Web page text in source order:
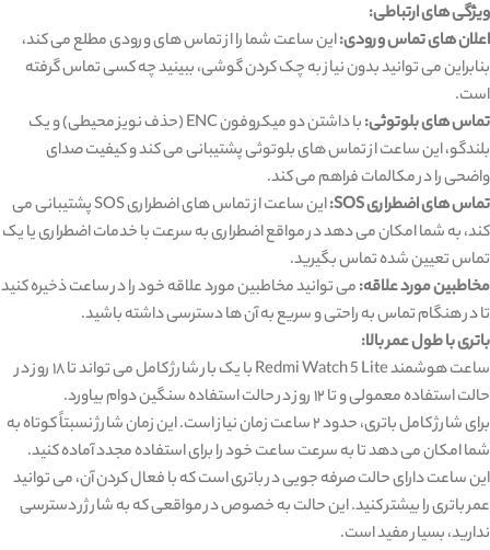
ویژگی ‌های ارتباطی:
اعلان ‌های تماس ورودی:این ساعت شما را از تماس ‌های ورودی مطلع می‌ کند،
بنابراین می‌ توانید بدون نیاز به چک کردن گوشی، ببینید چه کسی تماس گرفته
است.
تماس ‌های بلوتوثی:
با داشتن دو میکروفون ENC (حذف نویز محیطی) و یک
بلندگو، این ساعت از تماس ‌های بلوتوثی پشتیبانی می‌ کند و کیفیت صدای
واضحی را در مکالمات فراهم می ‌کند.
تماس‌ های اضطراری SOS:
این ساعت از تماس ‌های اضطراری SOS پشتیبانی می‌
کند، به شما امکان می‌ دهد در مواقع اضطراری به سرعت با خدمات اضطراری یا یک
تماس تعیین‌ شده تماس بگیرید.
مخاطبین مورد علاقه:می ‌توانید مخاطبین مورد علاقه خود را در ساعت ذخیره کنید
تا در هنگام تماس به راحتی و سریع به آن ‌ها دسترسی داشته باشید.
باتری با طول عمر بالا:
ساعت هوشمند Redmi Watch 5 Lite با یک بار شارژ کامل می ‌تواند تا ۱۸ روز در
حالت استفاده معمولی و تا ۱۲ روز در حالت استفاده سنگین دوام بیاورد.
برای شارژ کامل باتری، حدود ۲ ساعت زمان نیاز است. این زمان شارژ نسبتاً کوتاه به
شما امکان می ‌دهد تا به سرعت ساعت خود را برای استفاده مجدد آماده کنید.
این ساعت دارای حالت صرفه‌ جویی در باتری است که با فعال کردن آن، می ‌توانید
عمر باتری را بیشتر کنید. این حالت به خصوص در مواقعی که به شارژر دسترسی
ندارید، بسیار مفید است.